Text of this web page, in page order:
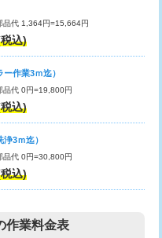
33,000円
8,800円～
11,000円+材料費
品代 1,364円=15,664円
込)
作業3ｍ迄）
品代 0円=19,800円
込)
3ｍ迄）
品代 0円=30,800円
込)
作業料金表